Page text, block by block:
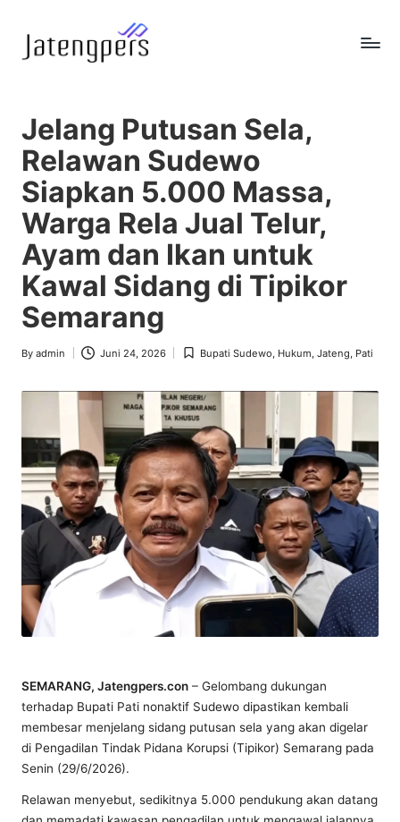
a
t
e
n
g
p
e
r
s
Pemerintah
Jelang Putusan Sela,
Relawan Sudewo
Siapkan 5.000 Massa,
Warga Rela Jual Telur,
Ayam dan Ikan untuk
Kawal Sidang di Tipikor
Semarang
Posted
By admin Juni 24, 2026
Posted
Bupati Sudewo Hukum ,Jateng Pati
SEMARANG, Jatengpers.con – Gelombang dukungan
terhadap Bupati Pati nonaktif Sudewo dipastikan kembali
membesar menjelang sidang putusan sela yang akan digelar
di Pengadilan Tindak Pidana Korupsi (Tipikor) Semarang pada
Senin (29/6/2026).
Relawan menyebut, sedikitnya 5.000 pendukung akan datang